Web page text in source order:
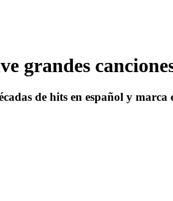
grandes
de hits en español y